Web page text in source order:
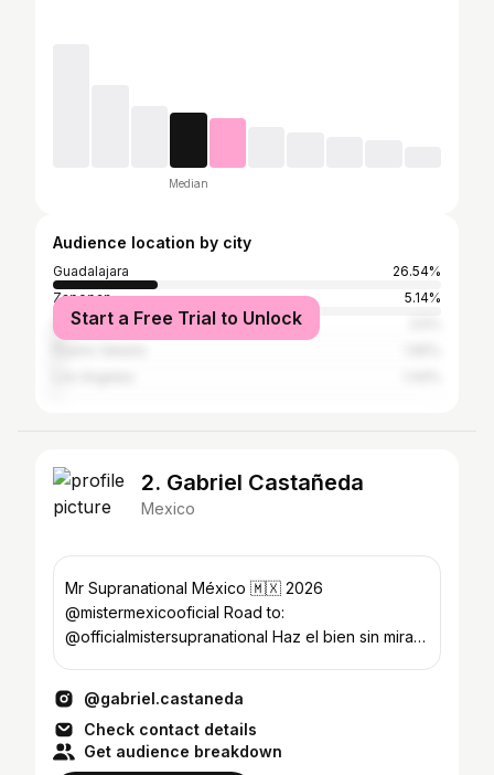
Median
Audience location by city
Guadalajara
26.54%
Zapopan
5.14%
San Pedro Tlaquepaque
Start a Free Trial to Unlock
2. Gabriel Castañeda
Mexico
Mr Supranational México 🇲🇽 2026
@mistermexicooficial Road to:
@officialmistersupranational Haz el bien sin mirar
@gabriel.castaneda
Check contact details
Get audience breakdown